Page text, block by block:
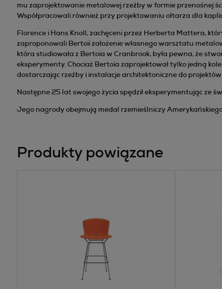
mu zaprojektowanie metalowej rzeźby w formie przenośnej
Współpracowali również przy projektowaniu ołtarza dla
Florence i Hans Knoll, zachęceni przez Herberta Mattera,
zaproponowali Bertoii założenie własnego warsztatu
która studiowała z Bertoia w Cranbrook, była pewna, że
eksperymenty. Chociaż Bertoia zaprojektował tylko jedną
dostarczając rzeźby i instalacje architektoniczne do
Następne 25 lat swojego życia spędził eksperymentując ze
Jego nagrody obejmują medal rzemieślniczy
Produkty powiązane